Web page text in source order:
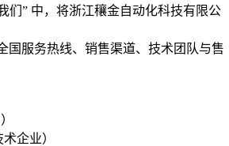
们” 中，将浙江穰金自动化科技有限公
国服务热线、销售渠道、技术团队与售
企业）